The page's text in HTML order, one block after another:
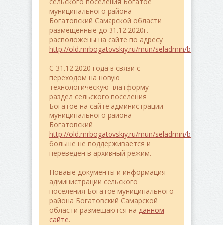
муниципального района
Богатовский Самарской области
размещенные до 31.12.2020г.
расположены на сайте по адресу
http://old.mrbogatovskiy.ru/mun/seladmin/bogatoe/
C 31.12.2020 года в связи с
переходом на новую
технологическую платформу
раздел сельского поселения
Богатое на сайте администрации
муниципального района
Богатовский
http://old.mrbogatovskiy.ru/mun/seladmin/bogatoe/
больше не поддерживается и
переведен в архивный режим.
Новаые документы и информация
администрации сельского
поселения Богатое муниципального
района Богатовский Самарской
области размещаются на данном
сайте.